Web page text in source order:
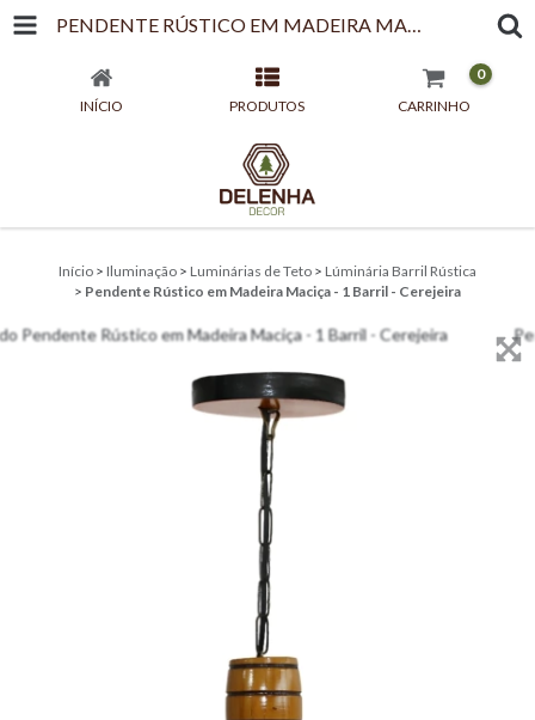
PENDENTE RÚSTICO EM MADEIRA MACIÇA - 1 BARRIL - CEREJEIRA
INÍCIO PRODUTOS CARRINHO
0
Início > Iluminação > Luminárias de Teto > Lúminária Barril Rústica
> Pendente Rústico em Madeira Maciça - 1 Barril - Cerejeira